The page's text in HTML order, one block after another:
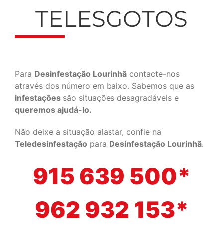
TELESGOTOS
Para Desinfestação Lourinhã contacte-nos
através dos número em baixo. Sabemos que as
infestações são situações desagradáveis e
queremos ajudá-lo.
Não deixe a situação alastar, confie na
Teledesinfestação para Desinfestação Lourinhã.
915 639 500*
962 932 153*